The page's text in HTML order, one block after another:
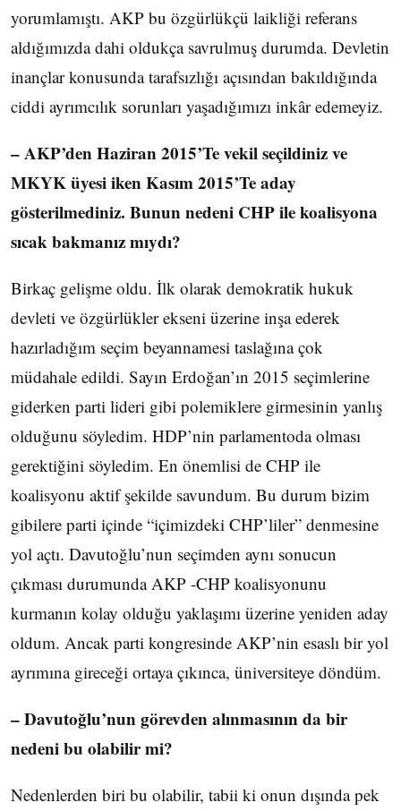
yorumlamıştı. AKP bu özgürlükçü laikliği referans
aldığımızda dahi oldukça savrulmuş durumda. Devletin
inançlar konusunda tarafsızlığı açısından bakıldığında
ciddi ayrımcılık sorunları yaşadığımızı inkâr edemeyiz.
– AKP’den Haziran 2015’Te vekil seçildiniz ve
MKYK üyesi iken Kasım 2015’Te aday
gösterilmediniz. Bunun nedeni CHP ile koalisyona
sıcak bakmanız mıydı?
Birkaç gelişme oldu. İlk olarak demokratik hukuk
devleti ve özgürlükler ekseni üzerine inşa ederek
hazırladığım seçim beyannamesi taslağına çok
müdahale edildi. Sayın Erdoğan’ın 2015 seçimlerine
giderken parti lideri gibi polemiklere girmesinin yanlış
olduğunu söyledim. HDP’nin parlamentoda olması
gerektiğini söyledim. En önemlisi de CHP ile
koalisyonu aktif şekilde savundum. Bu durum bizim
gibilere parti içinde “içimizdeki CHP’liler” denmesine
yol açtı. Davutoğlu’nun seçimden aynı sonucun
çıkması durumunda AKP -CHP koalisyonunu
kurmanın kolay olduğu yaklaşımı üzerine yeniden aday
oldum. Ancak parti kongresinde AKP’nin esaslı bir yol
ayrımına gireceği ortaya çıkınca, üniversiteye döndüm.
– Davutoğlu’nun görevden alınmasının da bir
nedeni bu olabilir mi?
Nedenlerden biri bu olabilir, tabii ki onun dışında pek